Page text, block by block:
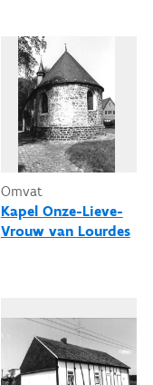
Omvat
Kapel Onze-Lieve-
Vrouw van Lourdes